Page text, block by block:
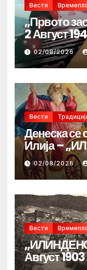
Вести
„Првото
2 Август
02/08/2026
Вести
Денеска
Илија –
02/08/2026
Вести
Август